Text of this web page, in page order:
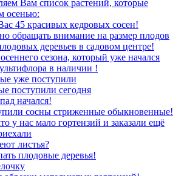
Вам список растений, которые
осенью:
45 красивых кедровых сосен!
обращать внимание на размер плодов
деревьев в садовом центре!
сезона, который уже начался
в наличии !
уже поступили
поступили сегодня
начался!
сосны стриженные обыкновенные!
у нас мало гортензий и заказали ещё
листья?
плодовые деревья!